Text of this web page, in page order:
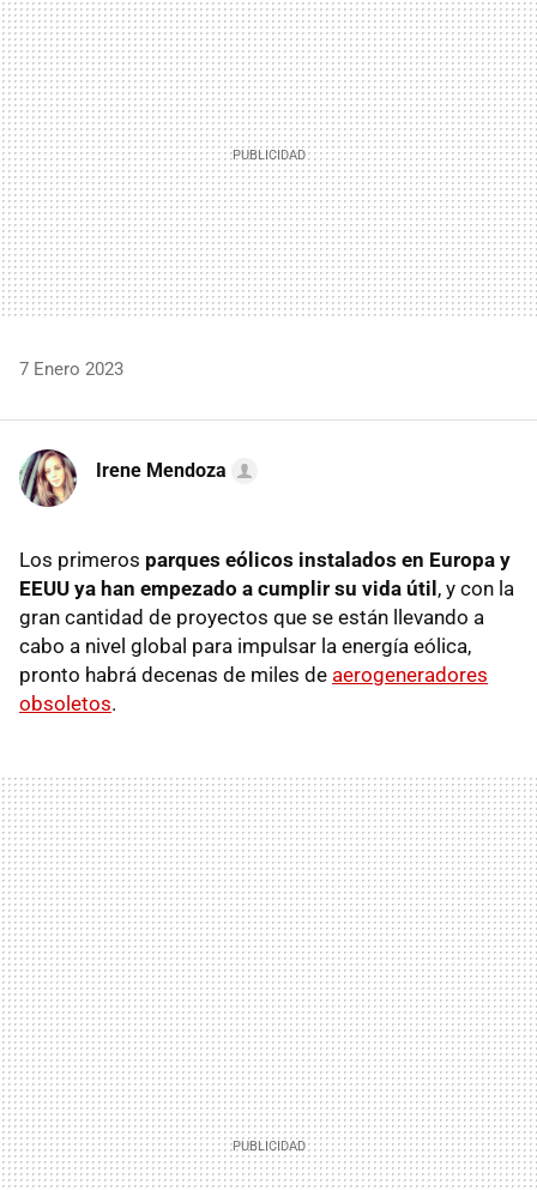
MAIL
7 Enero 2023
Irene Mendoza
Los primeros parques eólicos instalados en Europa y
EEUU ya han empezado a cumplir su vida útil, y con la
gran cantidad de proyectos que se están llevando a
cabo a nivel global para impulsar la energía eólica,
pronto habrá decenas de miles de aerogeneradores
obsoletos.